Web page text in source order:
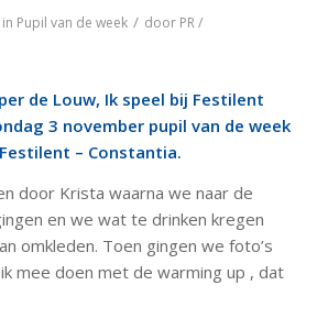
in Pupil van de week / door PR /
de Louw, Ik speel bij Festilent
3 november pupil van de week
– Constantia.
door Krista waarna we naar de
en we wat te drinken kregen
omkleden. Toen gingen we foto’s
mee doen met de warming up , dat